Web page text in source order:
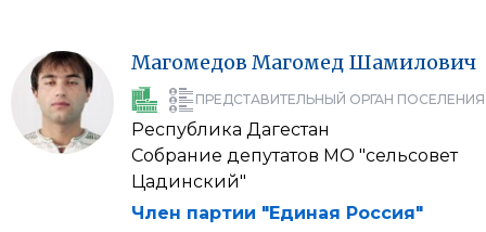
Магомедов Магомед Шамилович
ПРЕДСТАВИТЕЛЬНЫЙ ОРГАН ПОСЕЛЕНИЯ
Республика Дагестан
Собрание депутатов МО "сельсовет
Цадинский"
Член партии "Единая Россия"